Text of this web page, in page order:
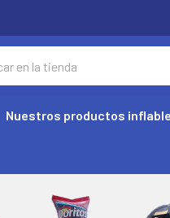
Nuestros productos